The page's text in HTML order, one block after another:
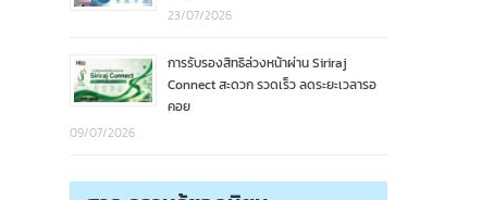
23/07/2026
การรับรองสิทธิล่วงหน้าผ่าน Siriraj
Connect สะดวก รวดเร็ว ลดระยะเวลารอ
คอย
09/07/2026